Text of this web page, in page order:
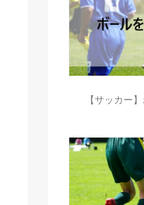
【サッカー